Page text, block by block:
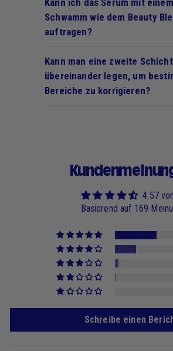
Schwamm wie dem Beauty
auftragen?
Kann man eine zweite Schicht
übereinander legen, um
Bereiche zu korrigieren?
4.57
Basierend auf 169
Schreibe einen